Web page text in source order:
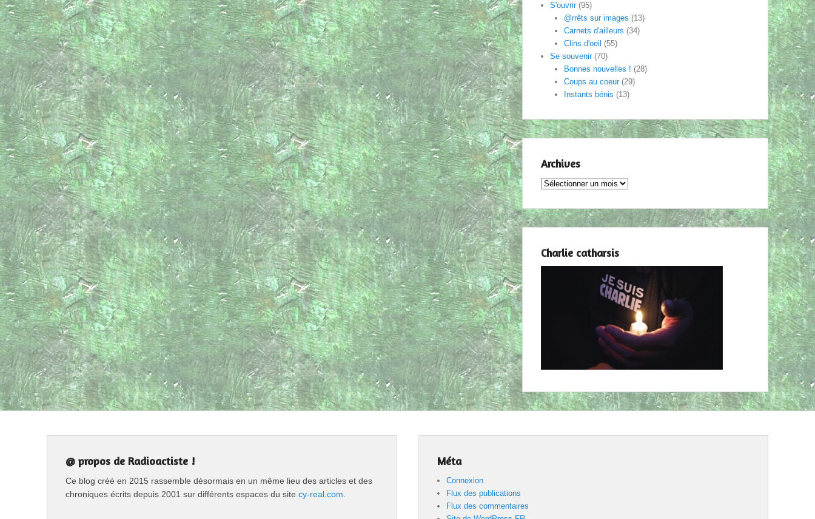
S'ouvrir(95)
@rrêts sur images (13)
Carnets d'ailleurs (34)
Clins d'oeil (55)
Se souvenir(70)
Bonnes nouvelles ! (28)
Coups au coeur(29)
Instants bénis (13)
Archives
Archives
Charlie catharsis
@ propos de Radioactiste !
Ce blog créé en 2015 rassemble désormais en un même lieu des articles et des
chroniques écrits depuis 2001 sur différents espaces du site cy-real.com
Méta
Connexion
Flux des publications
Flux des commentaires